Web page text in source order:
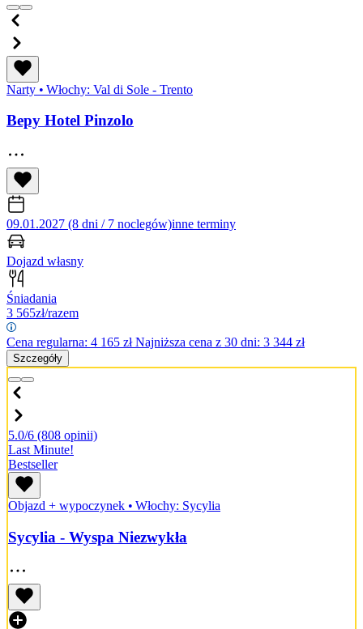
Narty • Włochy: Val di Sole - Trento
Bepy Hotel Pinzolo
09.01.2027 (8 dni / 7 noclegów)inne terminy
Dojazd własny
Śniadania
3 565zł/razem
Cena regularna: 4 165 złNajniższa cena z 30 dni: 3 344 zł
Szczegóły
5.0/6 (808 opinii)
Last Minute!
Bestseller
Objazd + wypoczynek • Włochy: Sycylia
Sycylia - Wyspa Niezwykła